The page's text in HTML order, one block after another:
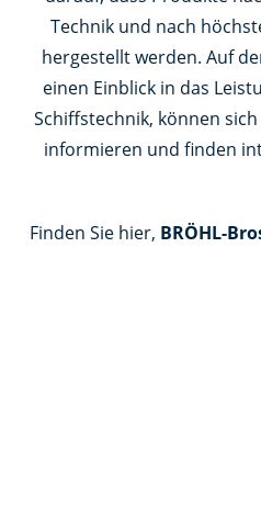
Technik und nach
hergestellt werden. Auf
einen Einblick in das
Schiffstechnik, können
informieren und finden
Finden Sie hier, BRÖHL-